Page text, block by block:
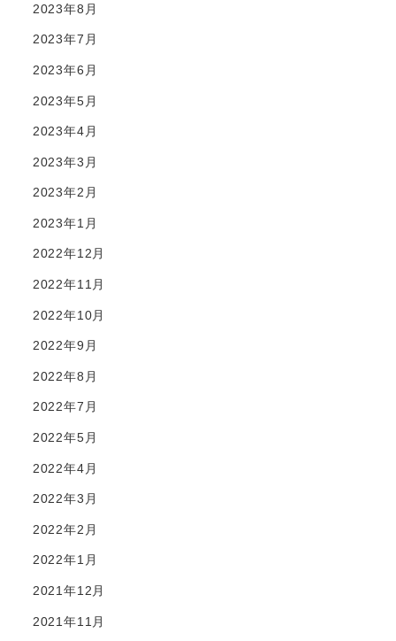
2023年8月
2023年7月
2023年6月
2023年5月
2023年4月
2023年3月
2023年2月
2023年1月
2022年12月
2022年11月
2022年10月
2022年9月
2022年8月
2022年7月
2022年5月
2022年4月
2022年3月
2022年2月
2022年1月
2021年12月
2021年11月